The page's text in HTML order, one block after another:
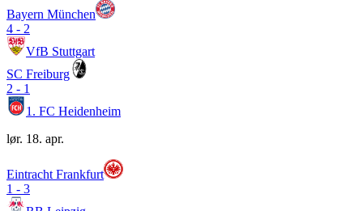
Bayern München
4 - 2
VfB Stuttgart
SC Freiburg
2 - 1
1. FC Heidenheim
lør. 18. apr.
Eintracht Frankfurt
1 - 3